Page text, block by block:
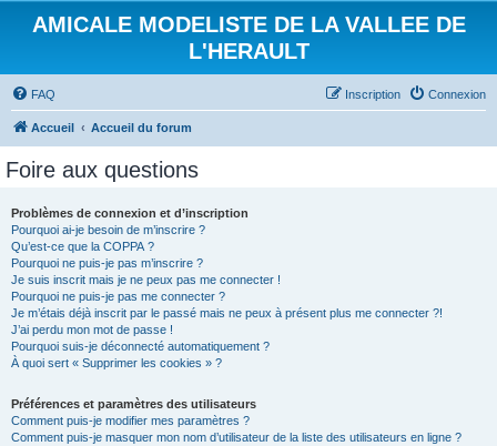
AMICALE MODELISTE DE LA VALLEE DE
L'HERAULT
FAQ Connexion
Inscription
Accueil Accueil du forum
Foire aux questions
Problèmes de connexion et d’inscription
Pourquoi ai-je besoin de m’inscrire ?
Qu’est-ce que la COPPA ?
Pourquoi ne puis-je pas m’inscrire ?
Je suis inscrit mais je ne peux pas me connecter !
Pourquoi ne puis-je pas me connecter ?
Je m’étais déjà inscrit par le passé mais ne peux à présent plus me connecter ?!
J’ai perdu mon mot de passe !
Pourquoi suis-je déconnecté automatiquement ?
À quoi sert « Supprimer les cookies » ?
Préférences et paramètres des utilisateurs
Comment puis-je modifier mes paramètres ?
Comment puis-je masquer mon nom d’utilisateur de la liste des utilisateurs en ligne ?